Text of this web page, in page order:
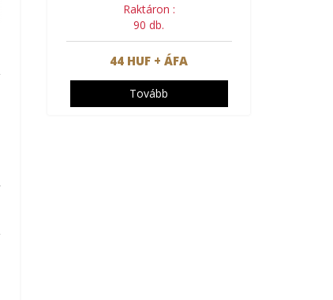
Raktáron :
90 db.
44 HUF + ÁFA
Tovább